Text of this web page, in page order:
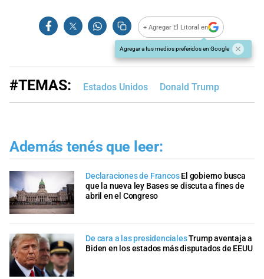
+ Agregar El Litoral en
Agregar a tus medios preferidos en Google
#TEMAS: Estados Unidos Donald Trump
Además tenés que leer:
Declaraciones de Francos El gobierno busca
que la nueva ley Bases se discuta a fines de
abril en el Congreso
De cara a las presidencialesTrump aventaja a
Biden en los estados más disputados de EEUU